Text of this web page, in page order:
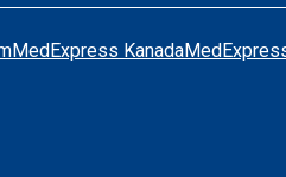
MedExpress Kanada